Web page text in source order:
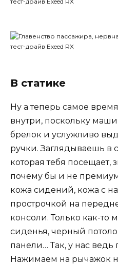
В статике
Ну а теперь самое
внутри, поскольку
брелок и услужливо
ручки. Заглядываешь в
которая тебя посещает,
почему бы и не
кожа сидений, кожа с
прострочкой на
консоли. Только как-то
сиденья, черный
панели… Так, у нас
Нажимаем на рычажок